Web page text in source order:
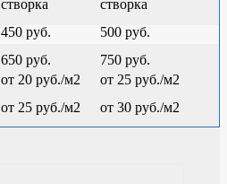
створка
створка
450 руб.
500 руб.
650 руб.
750 руб.
от 20 руб./м2
от 25 руб./м2
от 25 руб./м2 от 30 руб./м2